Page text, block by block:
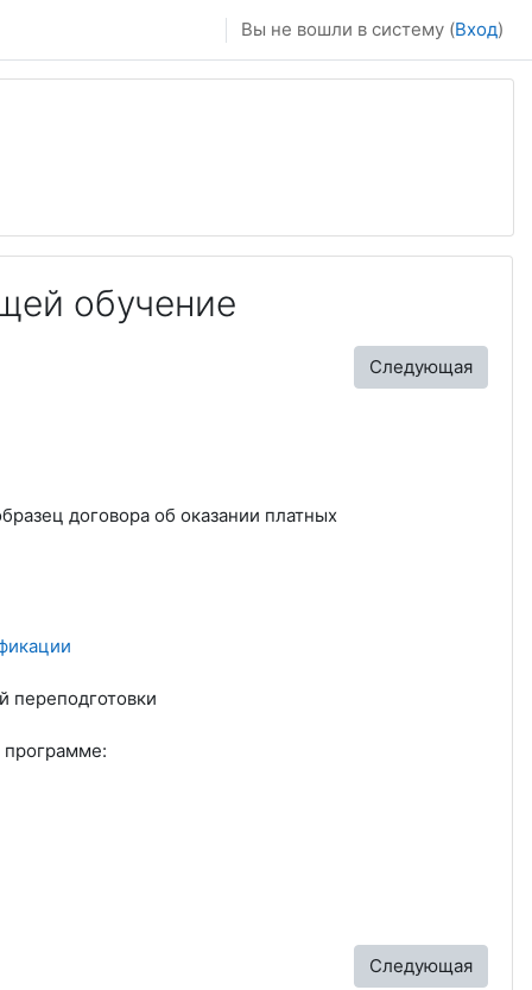
Вы не вошли в систему (Вход)
обучение
Следующая
договора об оказании платных
переподготовки
программе:
Следующая